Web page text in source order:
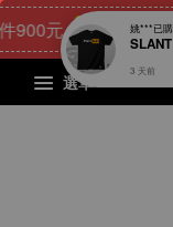
元 點我 立即購
選單